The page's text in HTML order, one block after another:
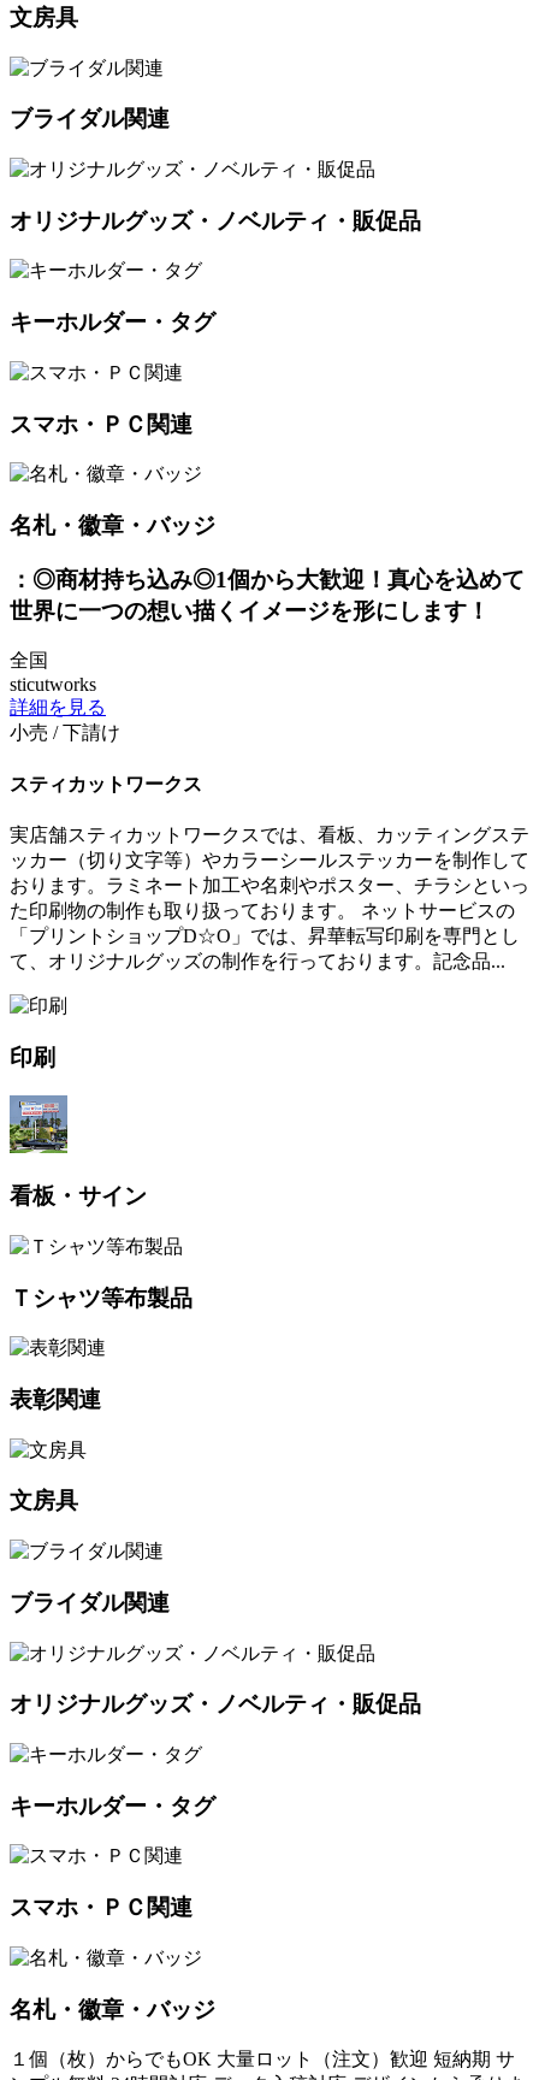
文房具
ブライダル関連
オリジナルグッズ・ノベルティ・販促品
キーホルダー・タグ
スマホ・ＰＣ関連
名札・徽章・バッジ
：◎商材持ち込み◎1個から大歓迎！真心を込めて
世界に一つの想い描くイメージを形にします！
全国
sticutworks
詳細を見る
小売 / 下請け
スティカットワークス
実店舗スティカットワークスでは、看板、カッティングステ
ッカー（切り文字等）やカラーシールステッカーを制作して
おります。ラミネート加工や名刺やポスター、チラシといっ
た印刷物の制作も取り扱っております。 ネットサービスの
「プリントショップD☆O」では、昇華転写印刷を専門とし
て、オリジナルグッズの制作を行っております。記念品...
印刷
看板・サイン
Ｔシャツ等布製品
表彰関連
文房具
ブライダル関連
オリジナルグッズ・ノベルティ・販促品
キーホルダー・タグ
スマホ・ＰＣ関連
名札・徽章・バッジ
１個（枚）からでもOK 大量ロット（注文）歓迎 短納期 サ